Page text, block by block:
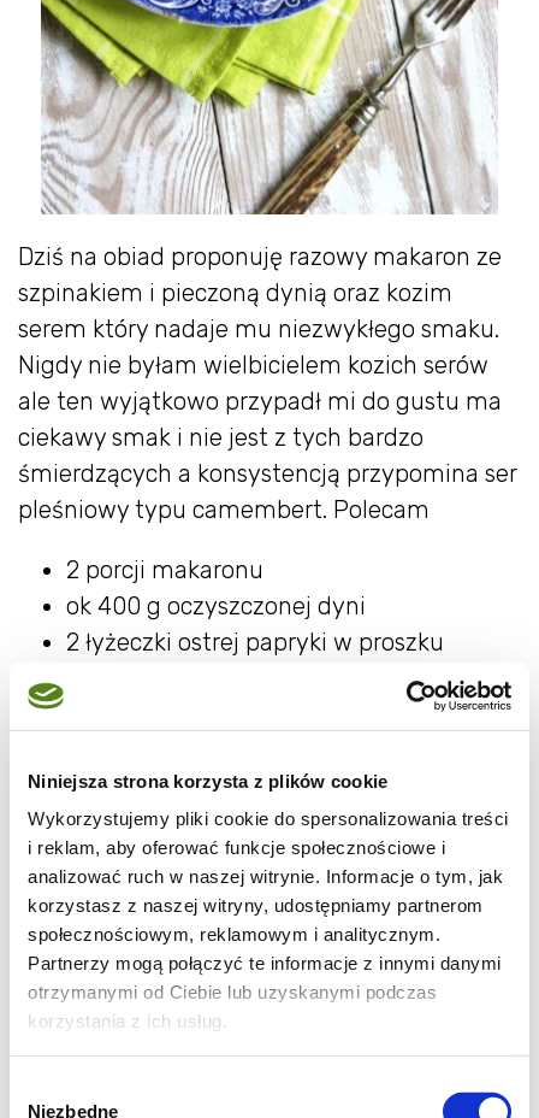
Niniejsza strona korzysta z plików cookie
Wykorzystujemy pliki cookie do spersonalizowania treści
i reklam, aby oferować funkcje społecznościowe i
analizować ruch w naszej witrynie. Informacje o tym, jak
korzystasz z naszej witryny, udostępniamy partnerom
społecznościowym, reklamowym i analitycznym.
Partnerzy mogą połączyć te informacje z innymi danymi
otrzymanymi od Ciebie lub uzyskanymi podczas
korzystania z ich usług.
Niezbędne
Dziś na obiad proponuję razowy makaron ze
szpinakiem i pieczoną dynią oraz kozim
serem który nadaje mu niezwykłego smaku.
Nigdy nie byłam wielbicielem kozich serów
ale ten wyjątkowo przypadł mi do gustu ma
ciekawy smak i nie jest z tych bardzo
śmierdzących a konsystencją przypomina ser
pleśniowy typu camembert. Polecam
2 porcji makaronu
ok 400 g oczyszczonej dyni
2 łyżeczki ostrej papryki w proszku
1 łyżeczka słodki papryki w proszku
Oczyszczoną dyni pokroić w grubą kostkę
posolić, posypać papryką i polać olejem -
wymieszać. Wyłożyć na blachę i piec w temp
200 C ok 15-20 minut.
100 g makaronu razowego
ok 200 g szpinaku
200 g koziego sera (odłożyć cztery